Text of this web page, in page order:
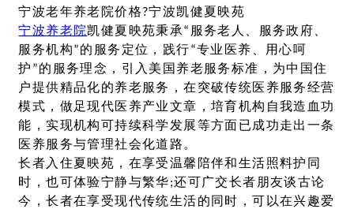
宁波老年养老院价格?宁波凯健夏映苑
宁波养老院凯健夏映苑秉承“服务老人、服务政府、
服务机构”的服务定位，践行“专业医养、用心呵
护”的服务理念，引入美国养老服务标准，为中国住
户提供精品化的养老服务，在突破传统医养服务经营
模式，做足现代医养产业文章，培育机构自我造血功
能，实现机构可持续科学发展等方面已成功走出一条
医养服务与管理社会化道路。
长者入住夏映苑，在享受温馨陪伴和生活照料护同
时，也可体验宁静与繁华;还可广交长者朋友谈古论
今，长者在享受现代传统生活的同时，可以在兴趣爱